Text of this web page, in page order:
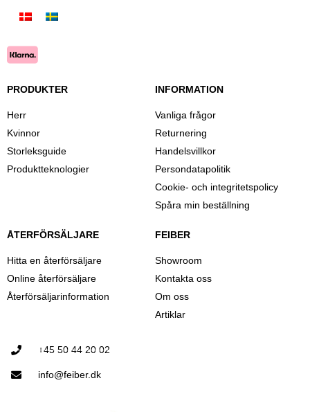
PRODUKTER
Herr
Kvinnor
Storleksguide
Produktteknologier
INFORMATION
Vanliga frågor
Returnering
Handelsvillkor
Persondatapolitik
Cookie- och integritetspolicy
Spåra min beställning
ÅTERFÖRSÄLJARE
Hitta en återförsäljare
Online återförsäljare
Återförsäljarinformation
FEIBER
Showroom
Kontakta oss
Om oss
Artiklar
+45 50 44 20 02
info@feiber.dk